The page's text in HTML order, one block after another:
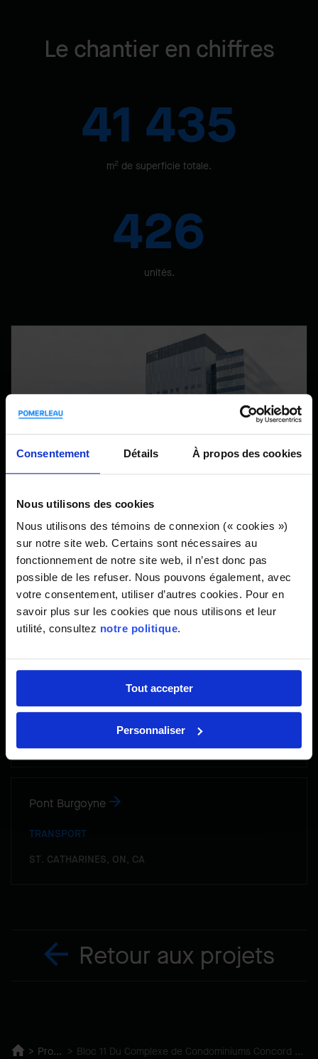
Consentement Détails À propos des cookies
Nous utilisons des cookies
Nous utilisons des témoins de connexion (« cookies »)
sur notre site web. Certains sont nécessaires au
fonctionnement de notre site web, il n’est donc pas
possible de les refuser. Nous pouvons également, avec
votre consentement, utiliser d’autres cookies. Pour en
savoir plus sur les cookies que nous utilisons et leur
utilité, consultez notre politique.
Tout accepter
Personnaliser
Le chantier en chiffres
41 435
m2 de superficie totale.
426
unités.
Centre de recherche du CHUM (CRCHUM)
SANTÉ ET RECHERCHE
MONTRÉAL, QC, CA
Tindall Field et stationnement
ÉDUCATIONNEL
Pont Burgoyne
TRANSPORT
ST. CATHARINES, ON, CA
Retour aux projets
Projets Bloc 11 Du Complexe de Condominiums Concord Park Place